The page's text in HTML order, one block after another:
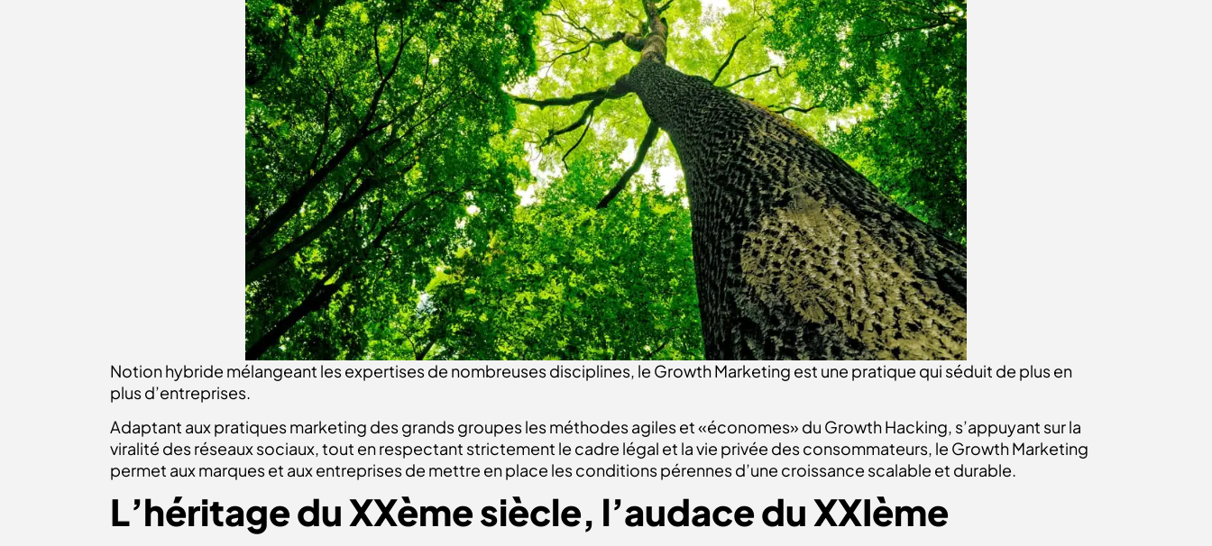
Notion hybride mélangeant les expertises de nombreuses disciplines, le Growth Marketing est une pratique qui séduit de plus en
plus d’entreprises.
Adaptant aux pratiques marketing des grands groupes les méthodes agiles et «économes» du Growth Hacking, s’appuyant sur la
viralité des réseaux sociaux, tout en respectant strictement le cadre légal et la vie privée des consommateurs, le Growth Marketing
permet aux marques et aux entreprises de mettre en place les conditions pérennes d’une croissance scalable et durable.
L’héritage du XXème siècle, l’audace du XXIème